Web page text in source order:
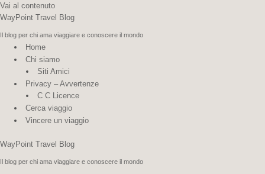
Vai al contenuto
WayPoint Travel Blog
Il blog per chi ama viaggiare e conoscere il mondo
Home
Chi siamo
Siti Amici
Privacy – Avvertenze
C C Licence
Cerca viaggio
Vincere un viaggio
WayPoint Travel Blog
Il blog per chi ama viaggiare e conoscere il mondo